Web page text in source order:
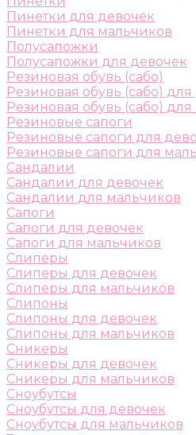
Пинетки для девочек
Пинетки для мальчиков
Полусапожки
Полусапожки для девочек
Резиновая обувь (сабо)
Резиновая обувь (сабо)
Резиновая обувь (сабо)
Резиновые сапоги
Резиновые сапоги для
Резиновые сапоги для
Сандалии
Сандалии для девочек
Сандалии для мальчиков
Сапоги
Сапоги для девочек
Сапоги для мальчиков
Слиперы
Слиперы для девочек
Слиперы для мальчиков
Слипоны
Слипоны для девочек
Слипоны для мальчиков
Сникеры
Сникеры для девочек
Сникеры для мальчиков
Сноубутсы
Сноубутсы для девочек
Сноубутсы для мальчиков